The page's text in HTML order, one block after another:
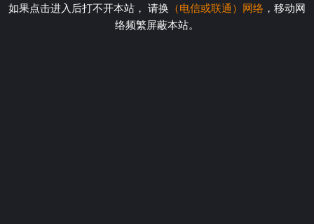
如果点击进入后打不开本站， 请换 （电信或联通）网络 ，移动网
络频繁屏蔽本站。